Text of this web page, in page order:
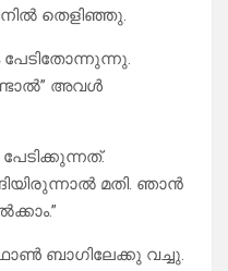
തെളിഞ്ഞു.
പേടിതോന്നുന്നു.
അവൾ
മതി. ഞാൻ
ബാഗിലേക്കു വച്ചു.